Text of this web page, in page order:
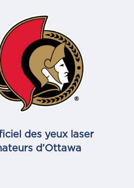
des yeux laser
d’Ottawa